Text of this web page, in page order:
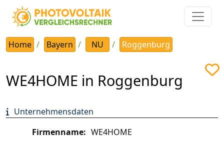
Home Bayern NU Roggenburg
WE4HOME in Roggenburg
Unternehmensdaten
Firmenname: WE4HOME